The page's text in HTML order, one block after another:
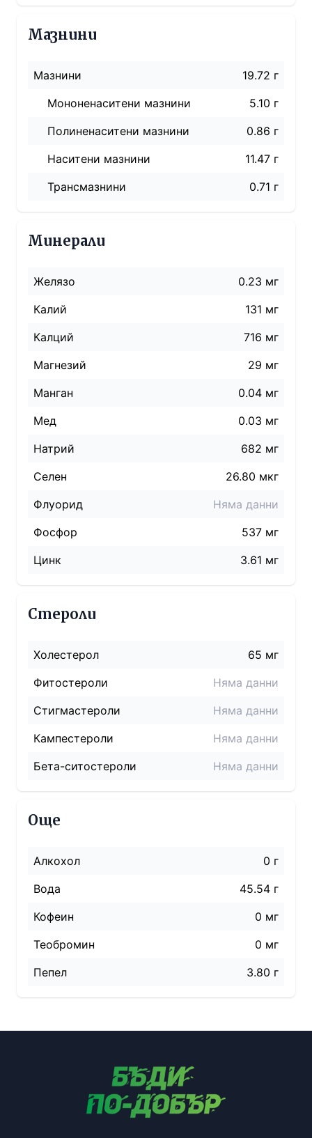
Мазнини
Мазнини
19.72 г
Мононенаситени мазнини
5.10 г
Полиненаситени мазнини
0.86 г
Наситени мазнини
11.47 г
Трансмазнини
0.71 г
Минерали
Желязо
0.23 мг
Калий
131 мг
Калций
716 мг
Магнезий
29 мг
Манган
0.04 мг
Мед
0.03 мг
Натрий
682 мг
Селен
26.80 мкг
Флуорид
Няма данни
Фосфор
537 мг
Цинк
3.61 мг
Стероли
Холестерол 65 мг
Фитостероли
Няма данни
Стигмастероли
Няма данни
Кампестероли
Няма данни
Бета-ситостероли
Няма данни
Още
Алкохол
0 г
Вода
45.54 г
Кофеин
0 мг
Теобромин
0 мг
Пепел
3.80 г